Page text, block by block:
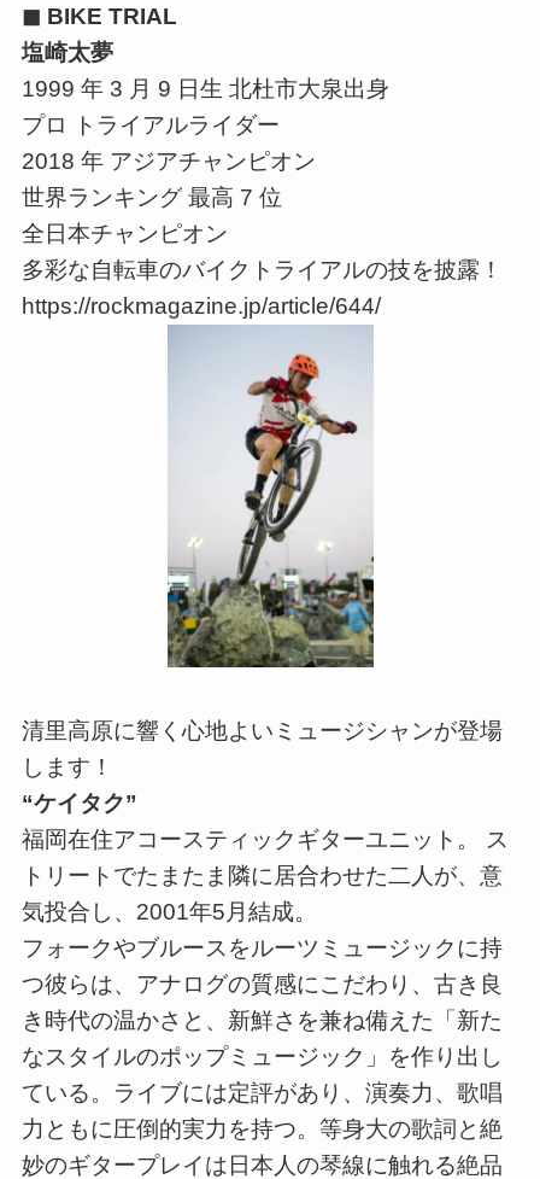
◼ BIKE TRIAL
塩崎太夢
1999 年 3 月 9 日生 北杜市大泉出身
プロ トライアルライダー
2018 年 アジアチャンピオン
世界ランキング 最高 7 位
全日本チャンピオン
多彩な自転車のバイクトライアルの技を披露！
https://rockmagazine.jp/article/644/
清里高原に響く心地よいミュージシャンが登場
します！
“ケイタク”
福岡在住アコースティックギターユニット。 ス
トリートでたまたま隣に居合わせた二人が、意
気投合し、2001年5月結成。
フォークやブルースをルーツミュージックに持
つ彼らは、アナログの質感にこだわり、古き良
き時代の温かさと、新鮮さを兼ね備えた「新た
なスタイルのポップミュージック」を作り出し
ている。ライブには定評があり、演奏力、歌唱
力ともに圧倒的実力を持つ。等身大の歌詞と絶
妙のギタープレイは日本人の琴線に触れる絶品